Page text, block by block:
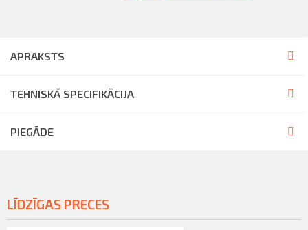
APRAKSTS
TEHNISKĀ SPECIFIKĀCIJA
PIEGĀDE
LĪDZĪGAS PRECES